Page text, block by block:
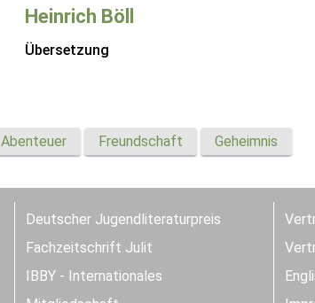
Heinrich Böll
Übersetzung
Abenteuer Freundschaft Geheimnis
Deutscher Jugendliteraturpreis
Fachzeitschrift Julit
IBBY - Internationales